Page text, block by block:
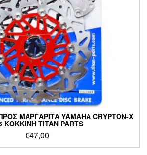
ΜΑΡΓΑΡΙΤΑ YAMAHA CRYPTON-X
ΚΟΚΚΙΝΗ TITAN PARTS
€47,00